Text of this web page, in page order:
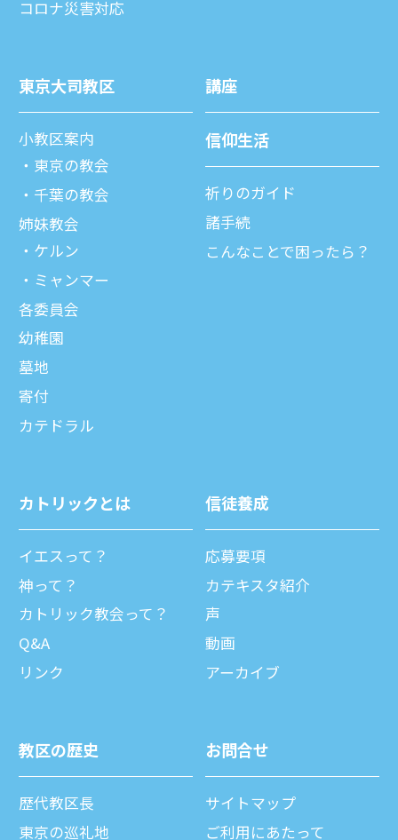
コロナ災害対応
東京⼤司教区
⼩教区案内
東京の教会
千葉の教会
姉妹教会
ケルン
ミャンマー
各委員会
幼稚園
墓地
寄付
カテドラル
講座
信仰⽣活
祈りのガイド
諸⼿続
こんなことで困ったら？
カトリックとは
イエスって？
神って？
カトリック教会って？
Q&A
リンク
信徒養成
応募要項
カテキスタ紹介
声
動画
アーカイブ
教区の歴史
歴代教区⻑
東京の巡礼地
お問合せ
サイトマップ
ご利⽤にあたって